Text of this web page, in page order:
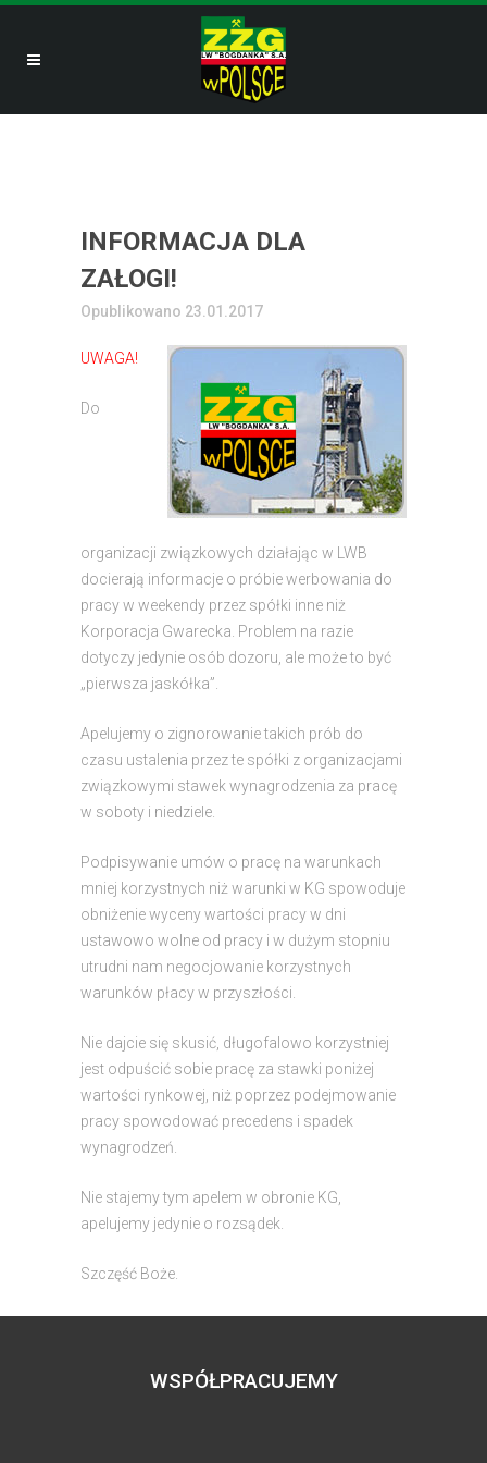
INFORMACJA DLA
ZAŁOGI!
Opublikowano 23.01.2017
UWAGA!
Do
organizacji związkowych działając w LWB
docierają informacje o próbie werbowania do
pracy w weekendy przez spółki inne niż
Korporacja Gwarecka. Problem na razie
dotyczy jedynie osób dozoru, ale może to być
„pierwsza jaskółka”.
Apelujemy o zignorowanie takich prób do
czasu ustalenia przez te spółki z organizacjami
związkowymi stawek wynagrodzenia za pracę
w soboty i niedziele.
Podpisywanie umów o pracę na warunkach
mniej korzystnych niż warunki w KG spowoduje
obniżenie wyceny wartości pracy w dni
ustawowo wolne od pracy i w dużym stopniu
utrudni nam negocjowanie korzystnych
warunków płacy w przyszłości.
Nie dajcie się skusić, długofalowo korzystniej
jest odpuścić sobie pracę za stawki poniżej
wartości rynkowej, niż poprzez podejmowanie
pracy spowodować precedens i spadek
wynagrodzeń.
Nie stajemy tym apelem w obronie KG,
apelujemy jedynie o rozsądek.
Szczęść Boże.
WSPÓŁPRACUJEMY